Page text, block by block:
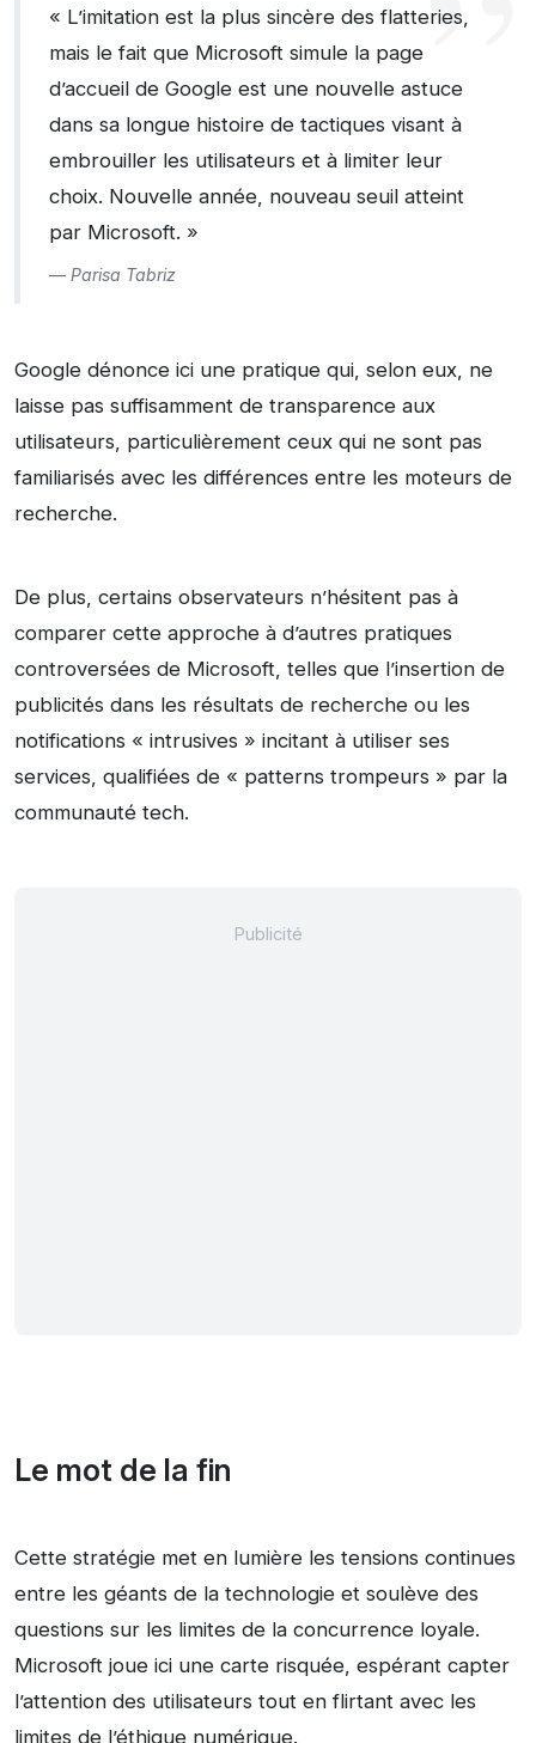
« L’imitation est la plus sincère des flatteries,
mais le fait que Microsoft simule la page
d’accueil de Google est une nouvelle astuce
dans sa longue histoire de tactiques visant à
embrouiller les utilisateurs et à limiter leur
choix. Nouvelle année, nouveau seuil atteint
par Microsoft. »
Parisa Tabriz
Google dénonce ici une pratique qui, selon eux, ne
laisse pas suffisamment de transparence aux
utilisateurs, particulièrement ceux qui ne sont pas
familiarisés avec les différences entre les moteurs de
recherche.
De plus, certains observateurs n’hésitent pas à
comparer cette approche à d’autres pratiques
controversées de Microsoft, telles que l’insertion de
publicités dans les résultats de recherche ou les
notifications « intrusives » incitant à utiliser ses
services, qualifiées de « patterns trompeurs » par la
communauté tech.
Le mot de la fin
Cette stratégie met en lumière les tensions continues
entre les géants de la technologie et soulève des
questions sur les limites de la concurrence loyale.
Microsoft joue ici une carte risquée, espérant capter
l’attention des utilisateurs tout en flirtant avec les
limites de l’éthique numérique.